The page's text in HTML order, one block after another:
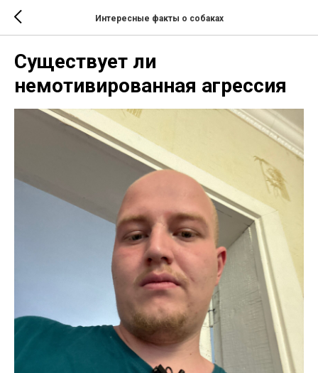
Интересные факты о собаках
Существует ли
немотивированная агрессия